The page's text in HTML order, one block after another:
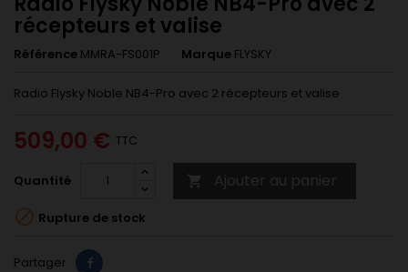
récepteurs et valise
Référence MMRA-FS001P Marque FLYSKY
Radio Flysky Noble NB4-Pro avec 2 récepteurs et valise
509,00 € TTC
Quantité  Ajouter au panier
 Rupture de stock
Partager